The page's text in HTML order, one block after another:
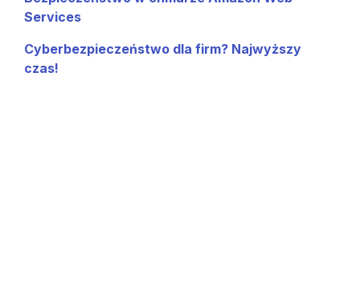
Services
Cyberbezpieczeństwo dla firm? Najwyższy
czas!